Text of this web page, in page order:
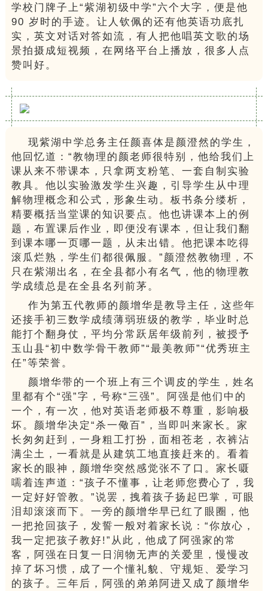
学校门牌子上“紫湖初级中学”六个大字，便是他
90 岁时的手迹。让人钦佩的还有他英语功底扎
实，英文对话对答如流，有人把他唱英文歌的场
景拍摄成短视频，在网络平台上播放，很多人点
赞叫好。
现紫湖中学总务主任颜喜体是颜澄然的学生，
他回忆道：“教物理的颜老师很特别，他给我们上
课从来不带课本，只拿两支粉笔、一套自制实验
教具。他以实验激发学生兴趣，引导学生从中理
解物理概念和公式，形象生动。板书条分缕析，
精要概括当堂课的知识要点。他也讲课本上的例
题，布置课后作业，即便没有课本，但让我们翻
到课本哪一页哪一题，从未出错。他把课本吃得
滚瓜烂熟，学生们都很佩服。”颜澄然教物理，不
只在紫湖出名，在全县都小有名气，他的物理教
学成绩总是在全县名列前茅。
作为第五代教师的颜增华是教导主任，这些年
还接手初三数学成绩薄弱班级的教学，毕业时总
能打个翻身仗，平均分常跃居年级前列，被授予
玉山县“初中数学骨干教师”“最美教师”“优秀班主
任”等荣誉。
颜增华带的一个班上有三个调皮的学生，姓名
里都有个“强”字，号称“三强”。
阿强是他们中的
一个，有一次，他对英语老师极不尊重，影响极
坏。 颜增华决定“杀一儆百”，当即叫来家长。 家
长匆匆赶到，一身粗工打扮，面相苍老，衣裤沾
满尘土，一看就是从建筑工地直接赶来的。 看着
家长的眼神，颜增华突然感觉张不了口。 家长嗫
嚅着连声道： “孩子不懂事，让老师您费心了，我
一定好好管教。 ”说罢，拽着孩子扬起巴掌，可眼
泪却滚滚而下。 一旁的颜增华早已红了眼圈，他
一把抢回孩子，发誓一般对着家长说： “你放心，
我一定把孩子教好!”从此，他成了阿强家的常
客，阿强在日复一日润物无声的关爱里，慢慢改
掉了坏习惯，成了一个懂礼貌、守规矩、爱学习
的孩子。 三年后，阿强的弟弟阿进又成了颜增华